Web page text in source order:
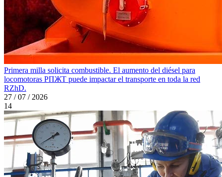
Primera milla solicita combustible. El aumento del diésel para
locomotoras PПЖT puede impactar el transporte en toda la red
RZhD.
27 / 07 / 2026
14